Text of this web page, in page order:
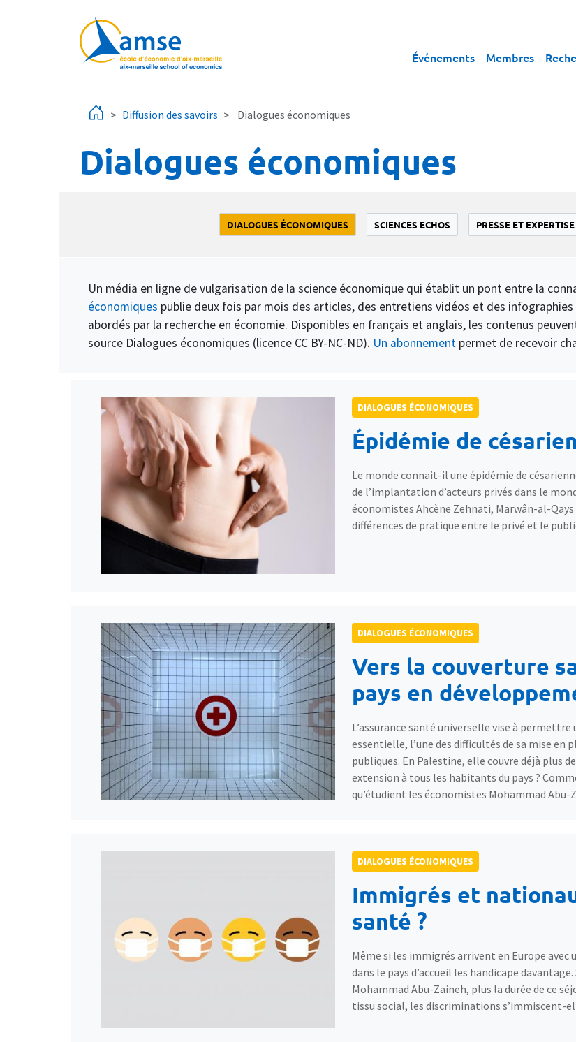
Événements Membres
Diffusion des savoirs Dialogues économiques
Dialogues économiques
DIALOGUES ÉCONOMIQUES SCIENCES ECHOS PRESSE ET EXPERTISE
Un média en ligne de vulgarisation de la science économique qui établit un pont entre la
économiques publie deux fois par mois des articles, des entretiens vidéos et des
abordés par la recherche en économie. Disponibles en français et anglais, les contenus
source Dialogues économiques (licence CC BY-NC-ND). Un abonnement permet de recevoir
DIALOGUES ÉCONOMIQUES
Épidémie de
Le monde connait-il une épidémie de
de l’implantation d’acteurs privés dans le
économistes Ahcène Zehnati, Marwân-al-
différences de pratique entre le privé et le
DIALOGUES ÉCONOMIQUES
Vers la couverture
pays en
L’assurance santé universelle vise à
essentielle, l’une des difficultés de sa mise en
publiques. En Palestine, elle couvre déjà plus
extension à tous les habitants du pays ?
qu’étudient les économistes Mohammad Abu-
DIALOGUES ÉCONOMIQUES
Immigrés et
santé ?
Même si les immigrés arrivent en Europe
dans le pays d’accueil les handicape
Mohammad Abu-Zaineh, plus la durée de ce
tissu social, les discriminations s’immiscent-